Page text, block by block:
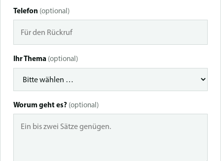
Telefon (optional)
Ihr Thema (optional)
Worum geht es? (optional)